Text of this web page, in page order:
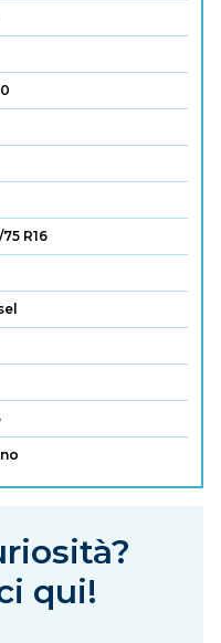
R16
qui!